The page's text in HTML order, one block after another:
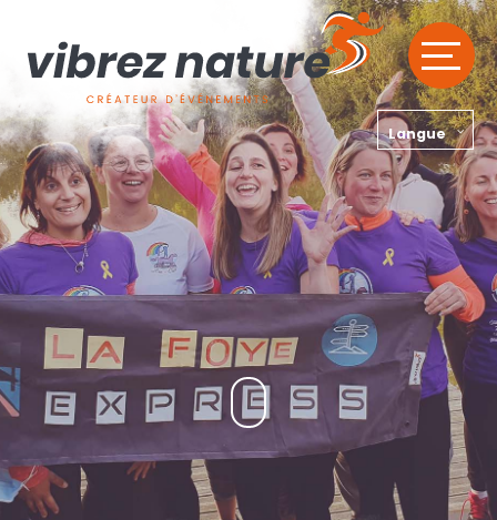
Langue